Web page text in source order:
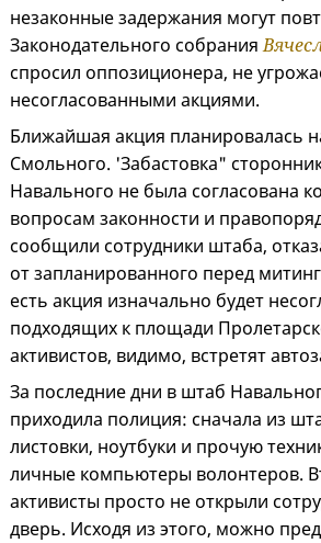
незаконные задержания могут
Законодательного собрания
спросил оппозиционера, не
несогласованными акциями.
Ближайшая акция планировалась
Смольного. 'Забастовка"
Навального не была согласована
вопросам законности и
сообщили сотрудники штаба,
от запланированного перед
есть акция изначально будет
подходящих к площади
активистов, видимо, встретят
За последние дни в штаб
приходила полиция: сначала из
листовки, ноутбуки и прочую
личные компьютеры волонтеров.
активисты просто не открыли
дверь. Исходя из этого, можно